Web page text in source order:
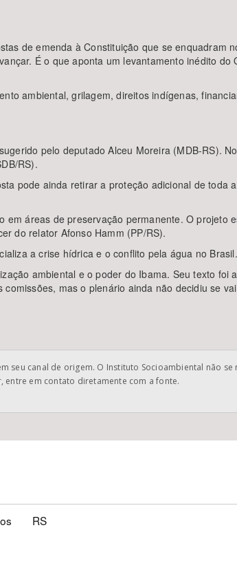
de emenda à Constituição que se enquadram
É o que aponta um levantamento inédito do
ambiental, grilagem, direitos indígenas,
pelo deputado Alceu Moreira (MDB-RS).
RS).
pode ainda retirar a proteção adicional de toda
em áreas de preservação permanente. O projeto
do relator Afonso Hamm (PP/RS).
a crise hídrica e o conflito pela água no Brasil.
ambiental e o poder do Ibama. Seu texto foi
mas o plenário ainda não decidiu se
seu canal de origem. O Instituto Socioambiental não se
entre em contato diretamente com a fonte.
RS